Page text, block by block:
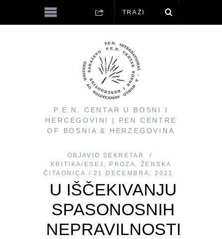
P.E.N. CENTAR U BOSNI I
HERCEGOVINI | PEN CENTRE
OF BOSNIA & HERZEGOVINA
OBJAVIO
SEKRETAR
KRITIKA/ESEJ , PROZA ,ŽENSKA
ČITAONICA
21 DECEMBRA, 2021
U IŠČEKIVANJU
SPASONOSNIH
NEPRAVILNOSTI